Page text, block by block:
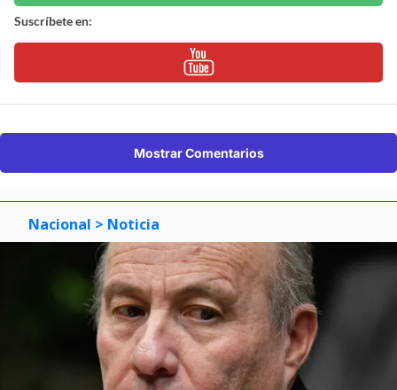
Suscríbete en:
Mostrar Comentarios
Nacional > Noticia